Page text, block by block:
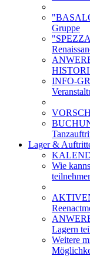
Gruppe
INFO-
Lager &
Wie
Lagern
Weitere